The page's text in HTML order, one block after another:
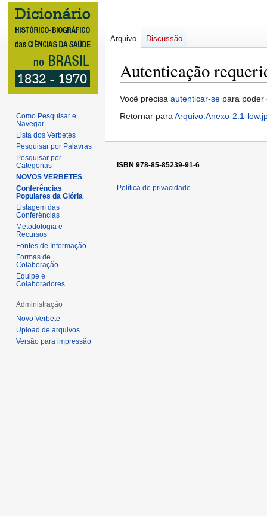
Autenticação
Ir
para
Ir
para
Você precisa autenticar-se para poder
Retornar paraArquivo:Anexo-2.1-
Arquivo Discussão
Como Pesquisar e
Navegar
Lista dos Verbetes
Pesquisar por Palavras
Pesquisar por
Categorias
NOVOS VERBETES
Conferências
Populares da Glória
Listagem das
Conferências
Metodologia e
Recursos
Fontes de Informação
Formas de
Colaboração
Equipe e
Colaboradores
Administração
Novo Verbete
Upload de arquivos
Versão para impressão
ISBN 978-85-85239-91-6
Política de privacidade